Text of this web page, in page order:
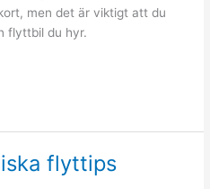
men det är viktigt att du
flyttbil du hyr.
flyttips